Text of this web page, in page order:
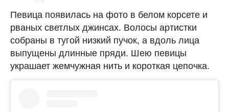
Певица появилась на фото в белом корсете и
рваных светлых джинсах. Волосы артистки
собраны в тугой низкий пучок, а вдоль лица
выпущены длинные пряди. Шею певицы
украшает жемчужная нить и короткая цепочка.